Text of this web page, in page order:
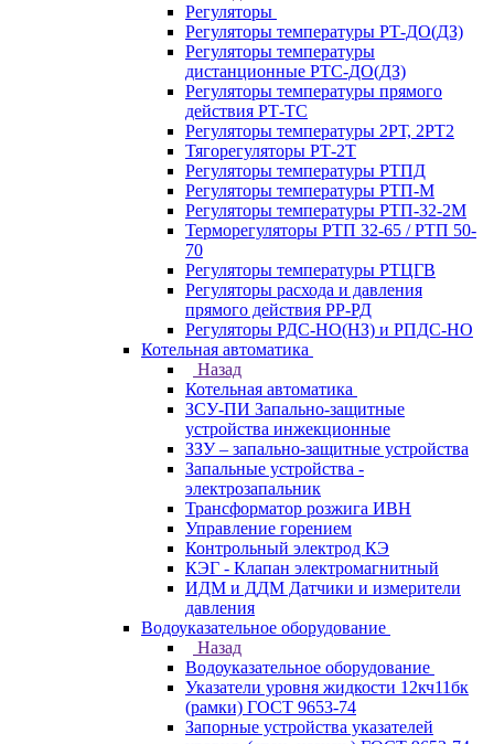
Регуляторы
Регуляторы температуры РТ-ДО(ДЗ)
Регуляторы температуры
дистанционные РТС-ДО(ДЗ)
Регуляторы температуры прямого
действия РТ-ТС
Регуляторы температуры 2РТ, 2РT2
Тягорегуляторы РТ-2Т
Регуляторы температуры РТПД
Регуляторы температуры РТП-M
Регуляторы температуры РТП-32-2М
Терморегуляторы РТП 32-65 / РТП 50-
70
Регуляторы температуры РТЦГВ
Регуляторы расхода и давления
прямого действия РР-РД
Регуляторы РДС-НО(НЗ) и РПДС-НО
Котельная автоматика
Назад
Котельная автоматика
ЗСУ-ПИ Запально-защитные
устройства инжекционные
ЗЗУ – запально-защитные устройства
Запальные устройства -
электрозапальник
Трансформатор розжига ИВН
Управление горением
Контрольный электрод КЭ
КЭГ - Клапан электромагнитный
ИДМ и ДДМ Датчики и измерители
давления
Водоуказательное оборудование
Назад
Водоуказательное оборудование
Указатели уровня жидкости 12кч11бк
(рамки) ГОСТ 9653-74
Запорные устройства указателей